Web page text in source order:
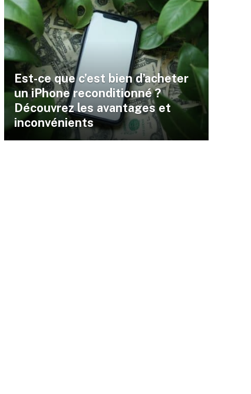
Est-ce que c’est bien d’acheter
un iPhone reconditionné ?
Découvrez les avantages et
inconvénients